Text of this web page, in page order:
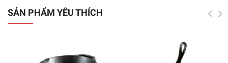
SẢN PHẨM YÊU THÍCH